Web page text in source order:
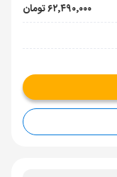
۶۲٬۴۹۰٬۰۰۰ تومان